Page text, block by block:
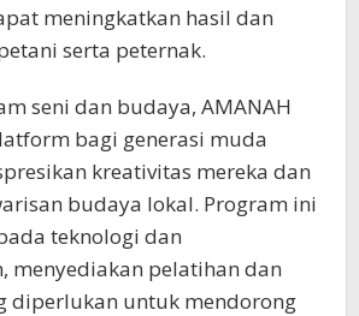
meningkatkan hasil dan
serta peternak.
seni dan budaya, AMANAH
bagi generasi muda
kreativitas mereka dan
budaya lokal. Program ini
teknologi dan
menyediakan pelatihan dan
diperlukan untuk mendorong